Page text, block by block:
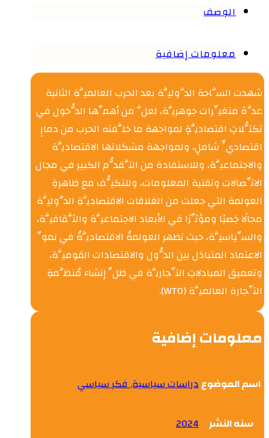
الوصف
معلومات إضافية
شهدت السَّاحة الدَّوليَّة بعد الحرب العالميَّة الثانية
عدَّةَ متغيِّرات جوهريَّة، لعلَّ من أهمِّها الدُّخول في
تكتُّلاتٍ اقتصاديَّةٍ لمواجهة ما خلَّفته الحرب من دمارٍ
اقتصاديٍّ شاملٍ، ولمواجهة مشكلاتها الاقتصاديَّة
والاجتماعيَّة، وللاستفادة من التَّقدُّم الكبير في مجال
الاتِّصالات وتقنية المعلومات، وللتكيُّف مع ظاهرةِ
العولمة التي جعلت من العَلاقات الاقتصاديَّةِ الدَّوليَّة
مجالًا خِصبًا ومؤثِّرًا في الأبعاد الاجتماعيَّة والثَّقافيَّة،
والسِّياسيَّة، حيث تظهر العولمةُ الاقتصاديَّةُ في نموِّ
الاعتماد المتبادَل بين الدُّول والاقتصادات القوميَّة،
وتعميق المبادلاتِ التِّجاريَّة في ظلِّ إنشاء مُنظَّمةِ
التِّجارة العالميَّة (WTO).
معلومات إضافية
اسم الموضوعدراسات سياسية, فكر سياسي
سنه النشر 2024